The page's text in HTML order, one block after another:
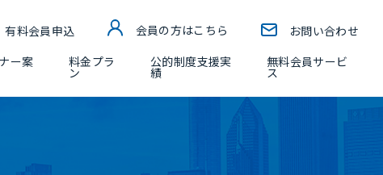
有料会員申込 会員の方はこちら
お問い合わせ
ー案 料金プラ
ン
公的制度支援実
績
無料会員サービ
ス